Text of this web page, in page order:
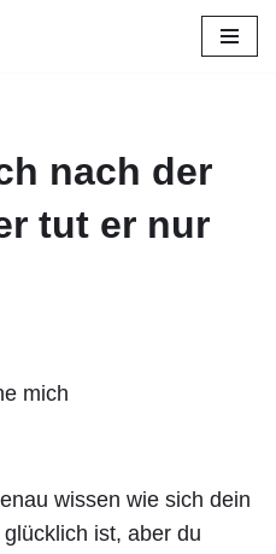
nach der
tut er nur
wissen wie sich dein
ist, aber du